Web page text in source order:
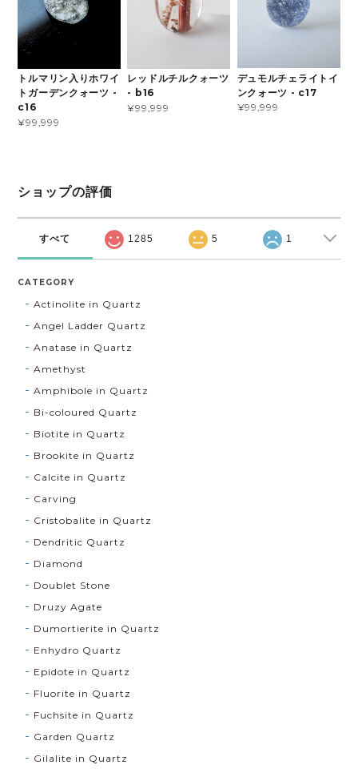
トルマリン入りホワイ
トガーデンクォーツ -
c16
¥99,999
レッドルチルクォーツ
- b16
¥99,999
デュモルチェライトイ
ンクォーツ - c17
¥99,999
ショップの評価
すべて 1285 5 1
CATEGORY
Actinolite in Quartz
Angel Ladder Quartz
Anatase in Quartz
Amethyst
Amphibole in Quartz
Bi-coloured Quartz
Biotite in Quartz
Brookite in Quartz
Calcite in Quartz
Carving
Cristobalite in Quartz
Dendritic Quartz
Diamond
Doublet Stone
Druzy Agate
Dumortierite in Quartz
Enhydro Quartz
Epidote in Quartz
Fluorite in Quartz
Fuchsite in Quartz
Garden Quartz
Gilalite in Quartz